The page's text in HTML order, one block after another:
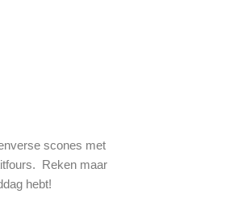
scones met
Reken maar
hebt!